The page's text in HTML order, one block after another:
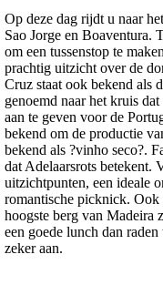
Op deze dag rijdt u naar
Sao Jorge en Boaventura.
om een tussenstop te
prachtig uitzicht over de
Cruz staat ook bekend als
genoemd naar het kruis
aan te geven voor de
bekend om de productie
bekend als ?vinho seco?.
dat Adelaarsrots betekent.
uitzichtpunten, een ideale
romantische picknick. Ook
hoogste berg van Madeira
een goede lunch dan
zeker aan.